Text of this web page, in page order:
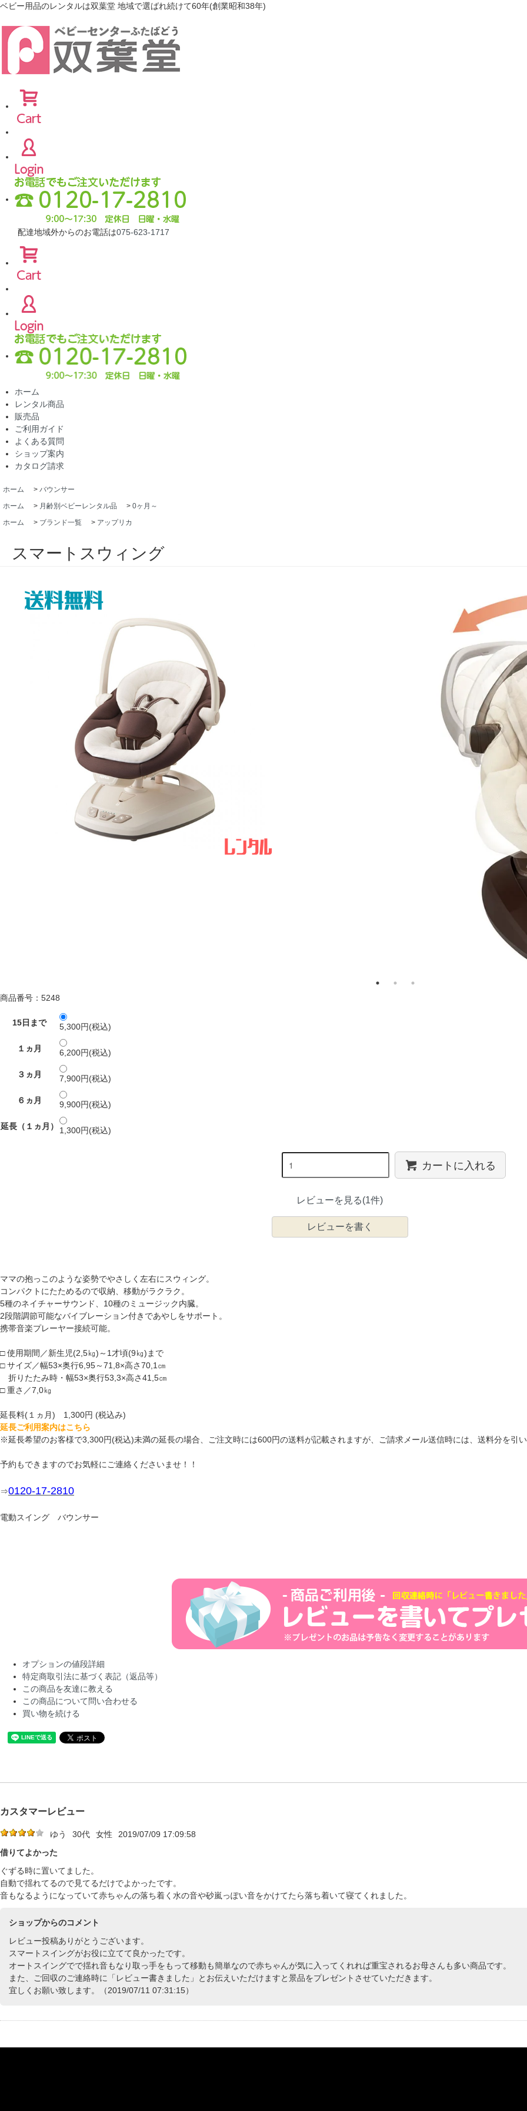
ベビー用品のレンタルは双葉堂 地域で選ばれ続けて60年(創業昭和38年)
配達地域外からのお電話は075-623-1717
ホーム
レンタル商品
販売品
ご利用ガイド
よくある質問
ショップ案内
カタログ請求
ホーム > バウンサー
ホーム
> 月齢別ベビーレンタル品 > 0ヶ月～
ホーム
> ブランド一覧 > アップリカ
スマートスウィング
商品番号：5248
15日まで 5,300円(税込)
１ヵ月 6,200円(税込)
３ヵ月 7,900円(税込)
６ヵ月 9,900円(税込)
延長（１ヵ月） 1,300円(税込)
カートに入れる
レビューを見る(1件)
レビューを書く
ママの抱っこのような姿勢でやさしく左右にスウィング。
コンパクトにたためるので収納、移動がラクラク。
5種のネイチャーサウンド、10種のミュージック内臓。
2段階調節可能なバイブレーション付きであやしをサポート。
携帯音楽プレーヤー接続可能。
□ 使用期間／新生児(2,5㎏)～1才頃(9㎏)まで
□ サイズ／幅53×奥行6,95～71,8×高さ70,1㎝
折りたたみ時・幅53×奥行53,3×高さ41,5㎝
□ 重さ／7,0㎏
延長料(１ヵ月) 1,300円 (税込み)
延長ご利用案内はこちら
※延長希望のお客様で3,300円(税込)未満の延長の場合、ご注文時には600円の送料が記載されますが、ご請求メール送信時には、送料分を引い
予約もできますのでお気軽にご連絡くださいませ！！
⇒0120-17-2810
電動スイング バウンサー
オプションの値段詳細
特定商取引法に基づく表記（返品等）
この商品を友達に教える
この商品について問い合わせる
買い物を続ける
カスタマーレビュー
ゆう 30代 女性
2019/07/09 17:09:58
借りてよかった
ぐずる時に置いてました。
自動で揺れてるので見てるだけでよかったです。
音もなるようになっていて赤ちゃんの落ち着く水の音や砂嵐っぽい音をかけてたら落ち着いて寝てくれました。
ショップからのコメント
レビュー投稿ありがとうございます。
スマートスイングがお役に立てて良かったです。
オートスイングでで揺れ音もなり取っ手をもって移動も簡単なので赤ちゃんが気に入ってくれれば重宝されるお母さんも多い商品です。
また、ご回収のご連絡時に「レビュー書きました」とお伝えいただけますと景品をプレゼントさせていただきます。
宜しくお願い致します。（2019/07/11 07:31:15）